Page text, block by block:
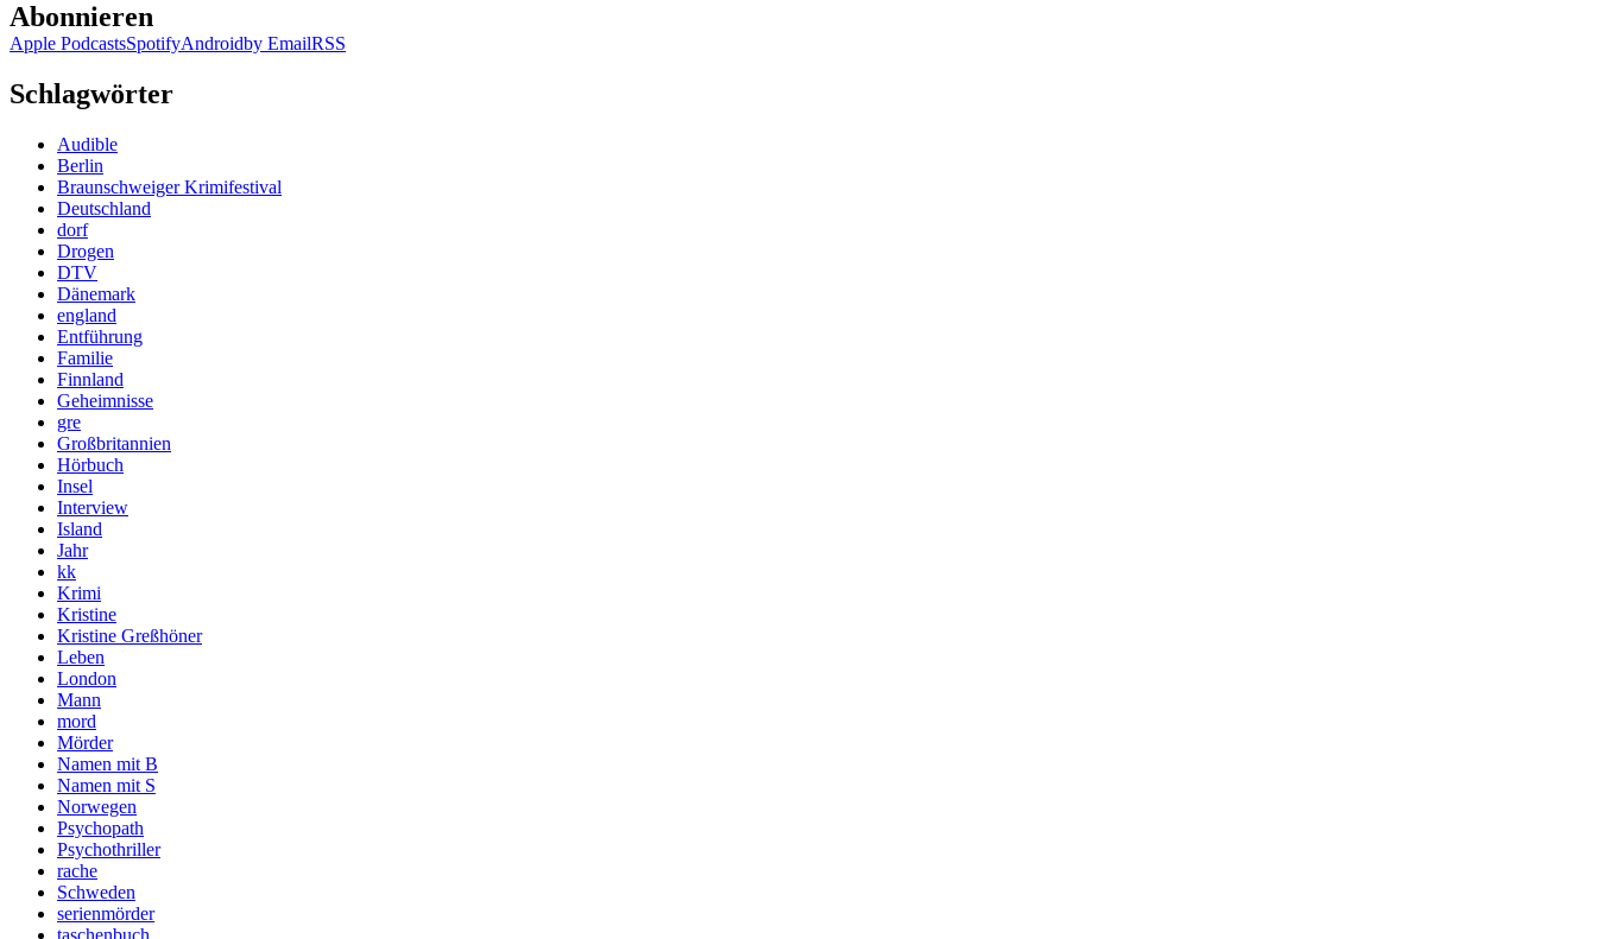
Abonnieren
Apple PodcastsSpotifyAndroidby EmailRSS
Schlagwörter
Audible
Berlin
Braunschweiger Krimifestival
Deutschland
dorf
Drogen
DTV
Dänemark
england
Entführung
Familie
Finnland
Geheimnisse
gre
Großbritannien
Hörbuch
Insel
Interview
Island
Jahr
kk
Krimi
Kristine
Kristine Greßhöner
Leben
London
Mann
mord
Mörder
Namen mit B
Namen mit S
Norwegen
Psychopath
Psychothriller
rache
Schweden
serienmörder